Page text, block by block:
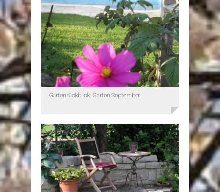
Gartenrückblick: Garten September